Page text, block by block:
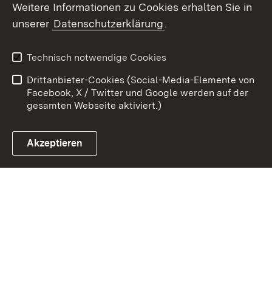
Link zum Landesportal
Kontakt
Datenschutz
Barrierefreiheit
Impressum Cookies
Weitere Informationen zu Cookies erhalten Sie in
unserer Datenschutzerklärung.
Technisch notwendige Cookies
Drittanbieter-Cookies (Social-Media-Elemente von
Facebook, X / Twitter und Google werden auf der
gesamten Webseite aktiviert.)
Akzeptieren